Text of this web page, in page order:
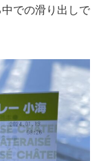
での滑り出しで